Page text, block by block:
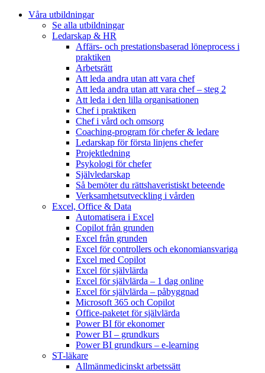
Våra utbildningar
Se alla utbildningar
Ledarskap & HR
Affärs- och prestationsbaserad löneprocess i
praktiken
Arbetsrätt
Att leda andra utan att vara chef
Att leda andra utan att vara chef – steg 2
Att leda i den lilla organisationen
Chef i praktiken
Chef i vård och omsorg
Coaching-program för chefer & ledare
Ledarskap för första linjens chefer
Projektledning
Psykologi för chefer
Självledarskap
Så bemöter du rättshaveristiskt beteende
Verksamhetsutveckling i vården
Excel, Office & Data
Automatisera i Excel
Copilot från grunden
Excel från grunden
Excel för controllers och ekonomiansvariga
Excel med Copilot
Excel för självlärda
Excel för självlärda – 1 dag online
Excel för självlärda – påbyggnad
Microsoft 365 och Copilot
Office-paketet för självlärda
Power BI för ekonomer
Power BI – grundkurs
Power BI grundkurs – e-learning
ST-läkare
Allmänmedicinskt arbetssätt